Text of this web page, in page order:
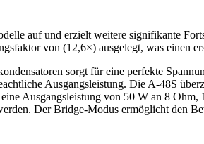
auf und erzielt weitere signifikante
von (12,6×) ausgelegt, was einen
sorgt für eine perfekte
Ausgangsleistung. Die A-48S
Ausgangsleistung von 50 W an 8
Der Bridge-Modus ermöglicht den